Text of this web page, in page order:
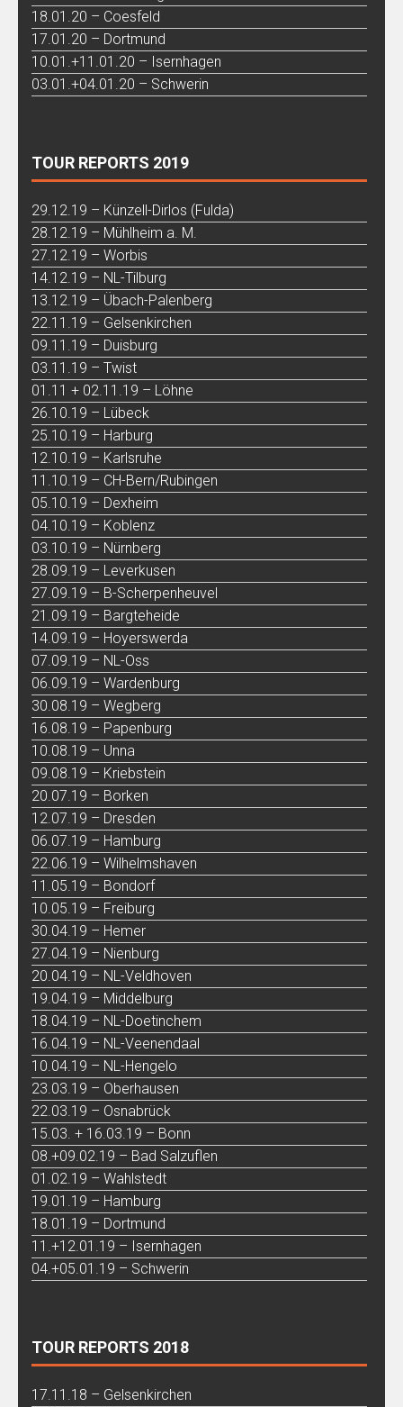
18.01.20 – Coesfeld
17.01.20 – Dortmund
10.01.+11.01.20 – Isernhagen
03.01.+04.01.20 – Schwerin
TOUR REPORTS 2019
29.12.19 – Künzell-Dirlos (Fulda)
28.12.19 – Mühlheim a. M.
27.12.19 – Worbis
14.12.19 – NL-Tilburg
13.12.19 – Übach-Palenberg
22.11.19 – Gelsenkirchen
09.11.19 – Duisburg
03.11.19 – Twist
01.11 + 02.11.19 – Löhne
26.10.19 – Lübeck
25.10.19 – Harburg
12.10.19 – Karlsruhe
11.10.19 – CH-Bern/Rubingen
05.10.19 – Dexheim
04.10.19 – Koblenz
03.10.19 – Nürnberg
28.09.19 – Leverkusen
27.09.19 – B-Scherpenheuvel
21.09.19 – Bargteheide
14.09.19 – Hoyerswerda
07.09.19 – NL-Oss
06.09.19 – Wardenburg
30.08.19 – Wegberg
16.08.19 – Papenburg
10.08.19 – Unna
09.08.19 – Kriebstein
20.07.19 – Borken
12.07.19 – Dresden
06.07.19 – Hamburg
22.06.19 – Wilhelmshaven
11.05.19 – Bondorf
10.05.19 – Freiburg
30.04.19 – Hemer
27.04.19 – Nienburg
20.04.19 – NL-Veldhoven
19.04.19 – Middelburg
18.04.19 – NL-Doetinchem
16.04.19 – NL-Veenendaal
10.04.19 – NL-Hengelo
23.03.19 – Oberhausen
22.03.19 – Osnabrück
15.03. + 16.03.19 – Bonn
08.+09.02.19 – Bad Salzuflen
01.02.19 – Wahlstedt
19.01.19 – Hamburg
18.01.19 – Dortmund
11.+12.01.19 – Isernhagen
04.+05.01.19 – Schwerin
TOUR REPORTS 2018
17.11.18 – Gelsenkirchen